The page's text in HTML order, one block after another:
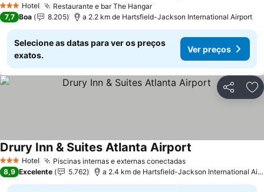
3 EstrelasHotel Restaurante e bar The Hangar
7,7 Boa 8.205 a 2.2 km de Hartsfield-Jackson International Airport
Selecione as datas para ver os preços
exatos.
Ver preços
Partilhar
3 EstrelasHotel Piscinas internas e externas conectadas
Drury Inn & Suites Atlanta Airport
8,9 Excelente 5.762 a 2.4 km de Hartsfield-Jackson International Airport